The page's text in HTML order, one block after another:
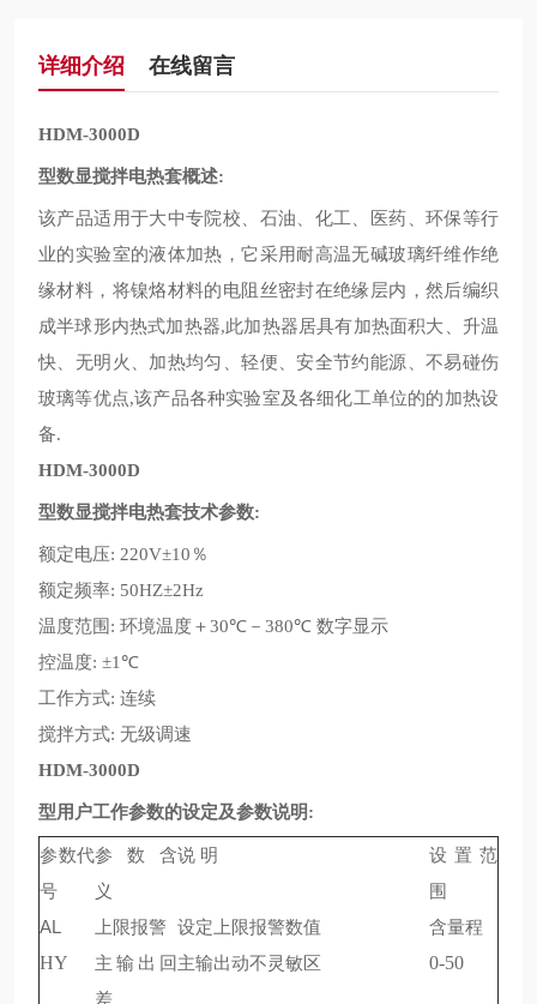
详细介绍 在线留言
HDM-3000D
型数显搅拌电热套概述:
该产品适用于大中专院校、石油、化工、医药、环保等行
业的实验室的液体加热，它采用耐高温无碱玻璃纤维作绝
缘材料，将镍烙材料的电阻丝密封在绝缘层内，然后编织
成半球形内热式加热器,此加热器居具有加热面积大、升温
快、无明火、加热均匀、轻便、安全节约能源、不易碰伤
玻璃等优点,该产品各种实验室及各细化工单位的的加热设
备.
HDM-3000D
型数显搅拌电热套技术参数:
额定电压: 220V±10 ％
额定频率: 50HZ±2Hz
温度范围 : 环境温度＋30℃－ 380℃ 数字显示
控温度: ±1 ℃
工作方式: 连续
搅拌方式: 无级调速
HDM-3000D
型用户工作参数的设定及参数说明:
参数代
号
参 数
含
义
说 明
设置范
围
AL
上限报警 设定上限报警数值
含量程
HY
主输出回
差
主输出动不灵敏区 0-50